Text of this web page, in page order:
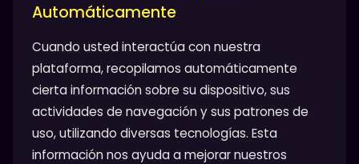
Automáticamente
Cuando usted interactúa con nuestra
plataforma, recopilamos automáticamente
cierta información sobre su dispositivo, sus
actividades de navegación y sus patrones de
uso, utilizando diversas tecnologías. Esta
información nos ayuda a mejorar nuestros